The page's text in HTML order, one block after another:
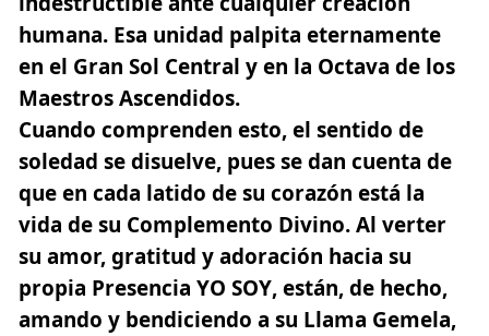
humana. Esa unidad palpita eternamente
en el Gran Sol Central y en la Octava de los
Maestros Ascendidos.
Cuando comprenden esto, el sentido de
soledad se disuelve, pues se dan cuenta de
que en cada latido de su corazón está la
vida de su Complemento Divino. Al verter
su amor, gratitud y adoración hacia su
propia Presencia YO SOY, están, de hecho,
amando y bendiciendo a su Llama Gemela,